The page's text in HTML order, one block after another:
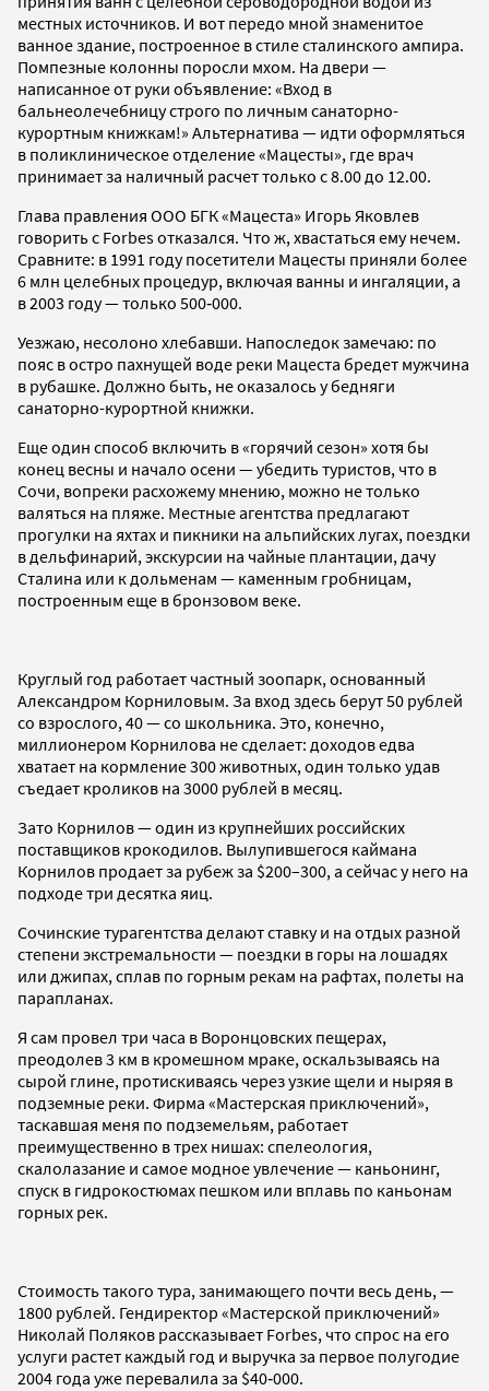
местных источников. И вот передо мной знаменитое
ванное здание, построенное в стиле сталинского ампира.
Помпезные колонны поросли мхом. На двери —
написанное от руки объявление: «Вход в
бальнеолечебницу строго по личным санаторно-
курортным книжкам!» Альтернатива — идти оформляться
в поликлиническое отделение «Мацесты», где врач
принимает за наличный расчет только с 8.00 до 12.00.
Глава правления ООО БГК «Мацеста» Игорь Яковлев
говорить с Forbes отказался. Что ж, хвастаться ему нечем.
Сравните: в 1991 году посетители Мацесты приняли более
6 млн целебных процедур, включая ванны и ингаляции, а
в 2003 году — только 500‑000.
Уезжаю, несолоно хлебавши. Напоследок замечаю: по
пояс в остро пахнущей воде реки Мацеста бредет мужчина
в рубашке. Должно быть, не оказалось у бедняги
санаторно-курортной книжки.
Еще один способ включить в «горячий сезон» хотя бы
конец весны и начало осени — убедить туристов, что в
Сочи, вопреки расхожему мнению, можно не только
валяться на пляже. Местные агентства предлагают
прогулки на яхтах и пикники на альпийских лугах, поездки
в дельфинарий, экскурсии на чайные плантации, дачу
Сталина или к дольменам — каменным гробницам,
построенным еще в бронзовом веке.
Круглый год работает частный зоопарк, основанный
Александром Корниловым. За вход здесь берут 50 рублей
со взрослого, 40 — со школьника. Это, конечно,
миллионером Корнилова не сделает: доходов едва
хватает на кормление 300 животных, один только удав
съедает кроликов на 3000 рублей в месяц.
Зато Корнилов — один из крупнейших российских
поставщиков крокодилов. Вылупившегося каймана
Корнилов продает за рубеж за $200–300, а сейчас у него на
подходе три десятка яиц.
Сочинские турагентства делают ставку и на отдых разной
степени экстремальности — поездки в горы на лошадях
или джипах, сплав по горным рекам на рафтах, полеты на
парапланах.
Я сам провел три часа в Воронцовских пещерах,
преодолев 3 км в кромешном мраке, оскальзываясь на
сырой глине, протискиваясь через узкие щели и ныряя в
подземные реки. Фирма «Мастерская приключений»,
таскавшая меня по подземельям, работает
преимущественно в трех нишах: спелеология,
скалолазание и самое модное увлечение — каньонинг,
спуск в гидрокостюмах пешком или вплавь по каньонам
горных рек.
Стоимость такого тура, занимающего почти весь день, —
1800 рублей. Гендиректор «Мастерской приключений»
Николай Поляков рассказывает Forbes, что спрос на его
услуги растет каждый год и выручка за первое полугодие
2004 года уже перевалила за $40‑000.